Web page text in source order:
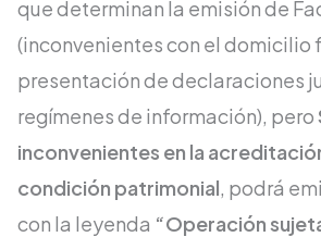
que determinan la emisión de
(inconvenientes con el domicilio
presentación de declaraciones
regímenes de información), pero
inconvenientes en la
condición patrimonial, podrá
con la leyenda “Operación